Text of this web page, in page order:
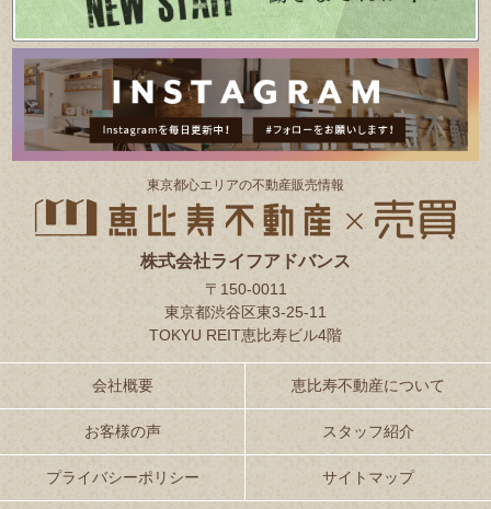
東京都⼼エリアの不動産販売情報
株式会社ライフアドバンス
〒150-0011
東京都渋谷区東3-25-11
TOKYU REIT恵比寿ビル4階
会社概要 恵比寿不動産について
お客様の声 スタッフ紹介
プライバシーポリシー サイトマップ